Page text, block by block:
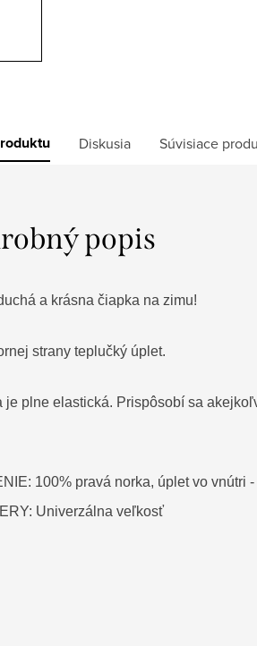
Diskusia Súvisiace
popis
a krásna čiapka na zimu!
strany teplučký úplet.
je plne elastická. Prispôsobí sa
100% pravá norka, úplet vo vnútri -
Univerzálna veľkosť